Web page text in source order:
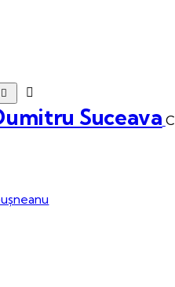
Suceava